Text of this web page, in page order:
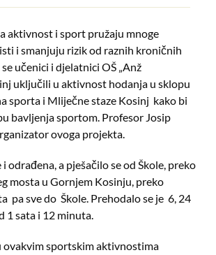
aktivnost i sport pružaju mnoge
i smanjuju rizik od raznih kroničnih
učenici i djelatnici OŠ „Anž
uključili u aktivnost hodanja u sklopu
sporta i Mliječne staze Kosinj kako bi
bavljenja sportom. Profesor Josip
ovoga projekta.
odrađena, a pješačilo se od Škole, preko
mosta u Gornjem Kosinju, preko
pa sve do Škole. Prehodalo se je 6, 24
1 sata i 12 minuta.
ovakvim sportskim aktivnostima